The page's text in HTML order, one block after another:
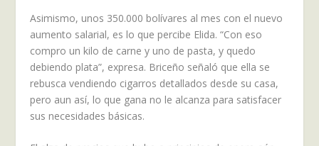
Asimismo, unos 350.000 bolívares al mes con el nuevo
aumento salarial, es lo que percibe Elida. “Con eso
compro un kilo de carne y uno de pasta, y quedo
debiendo plata”, expresa. Briceño señaló que ella se
rebusca vendiendo cigarros detallados desde su casa,
pero aun así, lo que gana no le alcanza para satisfacer
sus necesidades básicas.